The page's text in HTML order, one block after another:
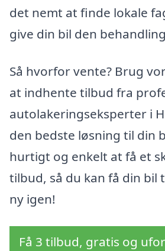
det nemt at finde lokale
give din bil den
Så hvorfor vente? Brug
at indhente tilbud fra
autolakeringseksperter i
den bedste løsning til din
hurtigt og enkelt at få et
tilbud, så du kan få din bil
ny igen!
Få 3 tilbud, gratis og